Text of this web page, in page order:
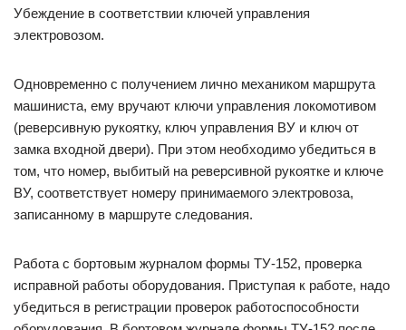
Убеждение в соответствии ключей управления
электровозом.
Одновременно с получением лично механиком маршрута
машиниста, ему вручают ключи управления локомотивом
(реверсивную рукоятку, ключ управления ВУ и ключ от
замка входной двери). При этом необходимо убедиться в
том, что номер, выбитый на реверсивной рукоятке и ключе
ВУ, соответствует номеру принимаемого электровоза,
записанному в маршруте следования.
Работа с бортовым журналом формы ТУ-152, проверка
исправной работы оборудования. Приступая к работе, надо
убедиться в регистрации проверок работоспособности